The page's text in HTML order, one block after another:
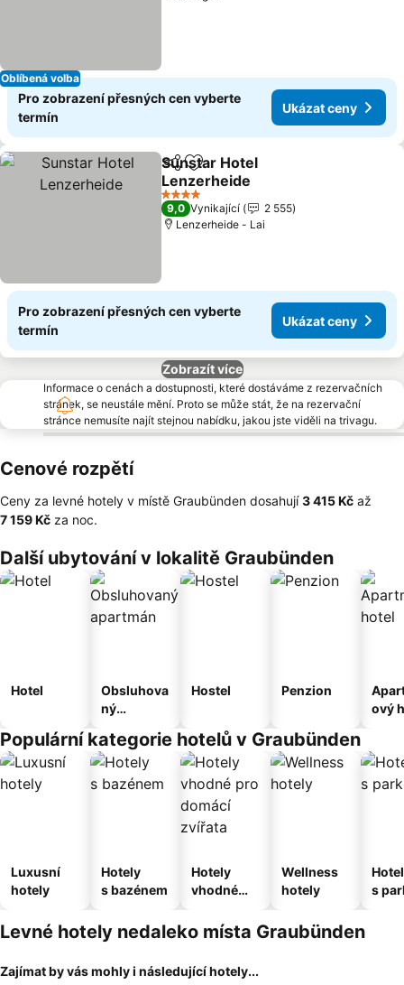
Oblíbená volba
Pro zobrazení přesných cen vyberte
termín
Ukázat ceny
SdíletPřidat na seznam oblíbených
Sunstar Hotel
Lenzerheide
Ukázat ceny
4 Počet hvězdiček
9,0 Vynikající
2 555
Lenzerheide - Lai
Pro zobrazení přesných cen vyberte
termín
Ukázat ceny
Zobrazít více
Informace o cenách a dostupnosti, které dostáváme z rezervačních
stránek, se neustále mění. Proto se může stát, že na rezervační
stránce nemusíte najít stejnou nabídku, jakou jste viděli na trivagu.
Cenové rozpětí
Ceny za levné hotely v místě Graubünden dosahují‎3 415 Kč až
‎7 159 Kč za noc.
Další ubytování v lokalitě Graubünden
Hotel
Obsluhova
ný
Hostel Penzion
ový
Populární kategorie hotelů v Graubünden
Luxusní
hotely
Hotely
s bazénem
Hotely
vhodné
domácí
zvířata
Wellness
hotely
s
Levné hotely nedaleko místa Graubünden
Zajímat by vás mohly i následující hotely...